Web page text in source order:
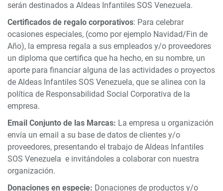
serán destinados a Aldeas Infantiles SOS Venezuela.
Certificados de regalo corporativos: Para celebrar
ocasiones especiales, (como por ejemplo Navidad/Fin de
Año), la empresa regala a sus empleados y/o proveedores
un diploma que certifica que ha hecho, en su nombre, un
aporte para financiar alguna de las actividades o proyectos
de Aldeas Infantiles SOS Venezuela, que se alinea con la
política de Responsabilidad Social Corporativa de la
empresa.
Email Conjunto de las Marcas: La empresa u organización
envía un email a su base de datos de clientes y/o
proveedores, presentando el trabajo de Aldeas Infantiles
SOS Venezuela e invitándoles a colaborar con nuestra
organización.
Donaciones en especie: Donaciones de productos y/o